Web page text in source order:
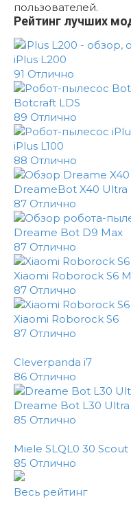
пользователей.
Рейтинг лучших
iPlus L200
91 Отлично
Botcraft LDS
89 Отлично
iPlus L100
88 Отлично
DreameBot X40
87 Отлично
Dreame Bot D9 Max
87 Отлично
Xiaomi Roborock S6
87 Отлично
Xiaomi Roborock S6
87 Отлично
Cleverpanda i7
86 Отлично
Dreame Bot L30 Ultra
85 Отлично
Miele SLQL0 30
85 Отлично
Весь рейтинг